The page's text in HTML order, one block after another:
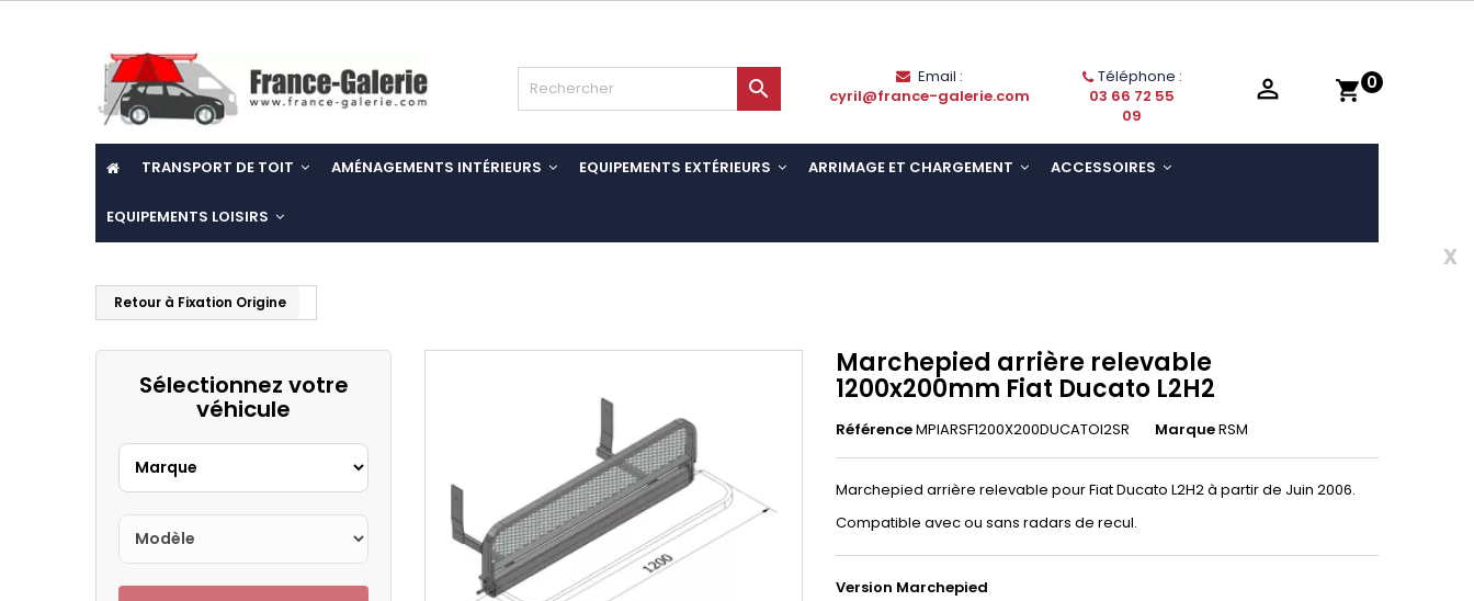
shopping_cart 0

Email :
cyril@france-galerie.com
Téléphone :
03 66 72 55
09

TRANSPORT DE TOIT AMÉNAGEMENTS INTÉRIEURS EQUIPEMENTS EXTÉRIEURS ARRIMAGE ET CHARGEMENT ACCESSOIRES
EQUIPEMENTS LOISIRS
x
Retour à Fixation Origine
Sélectionnez votre
véhicule
Marchepied arrière relevable
1200x200mm Fiat Ducato L2H2
RéférenceMPIARSF1200X200DUCATOl2SR MarqueRSM
Marchepied arrière relevable pour Fiat Ducato L2H2 à partir de Juin 2006.
Compatible avec ou sans radars de recul.
Version Marchepied